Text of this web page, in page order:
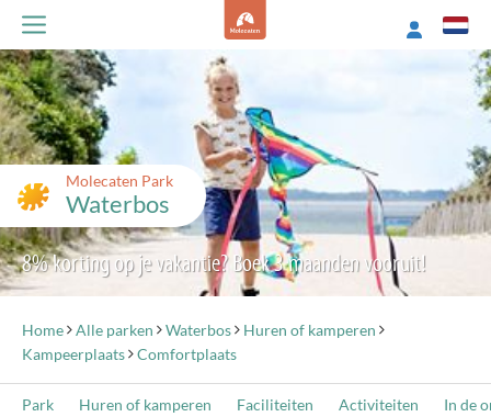
Molecaten Park
Waterbos
8% korting op je vakantie? Boek 3 maanden vooruit!
Home Alle parken Waterbos
Huren of kamperen
Kampeerplaats
Comfortplaats
Park Huren of kamperen Faciliteiten Activiteiten In de